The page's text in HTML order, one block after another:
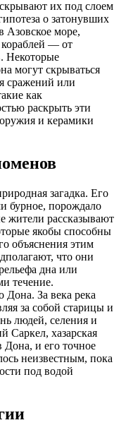
их под слоем
о затонувших
Азовское море,
кораблей — от
Некоторые
могут скрываться
сражений или
как
раскрыть эти
и керамики
загадка. Его
бурное, порождало
жители рассказывают
якобы способны
объяснения этим
что они
дна или
течение.
Дона. За века река
за собой старицы и
людей, селения и
Саркел, хазарская
Дона, и его точное
неизвестным, пока
под водой